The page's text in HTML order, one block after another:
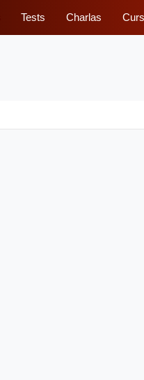
Tests Charlas